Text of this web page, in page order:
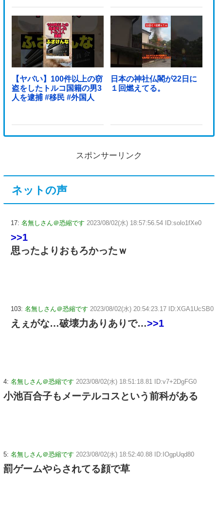
【ヤバい】100件以上の窃
盗をしたトルコ国籍の男3
人を逮捕 #移民 #外国人
日本の神社仏閣が22日に
１回燃えてる。
スポンサーリンク
ネットの声
17: 名無しさん＠恐縮です 2023/08/02(水) 18:57:56.54 ID:solo1fXe0
>>1
思ったよりおもろかったｗ
103: 名無しさん＠恐縮です 2023/08/02(水) 20:54:23.17 ID:XGA1UcSB0
えぇがな…破壊力ありありで…>>1
4: 名無しさん＠恐縮です 2023/08/02(水) 18:51:18.81 ID:v7+2DgFG0
小池百合子もメーテルコスという前科がある
5: 名無しさん＠恐縮です 2023/08/02(水) 18:52:40.88 ID:IOgpUqd80
罰ゲームやらされてる顔で草